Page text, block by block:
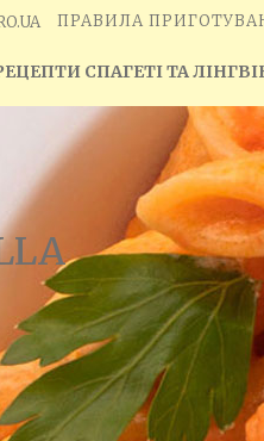
ПРАВИЛА
СПАГЕТІ ТА